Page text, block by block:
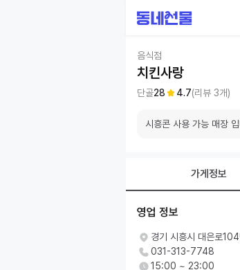
음식점
치킨사랑
단골28 4.7(리뷰 3개)
시흥콘 사용 가능 매장
가게정보
영업 정보
경기 시흥시 대은로
031-313-7748
15:00 ~ 23:00